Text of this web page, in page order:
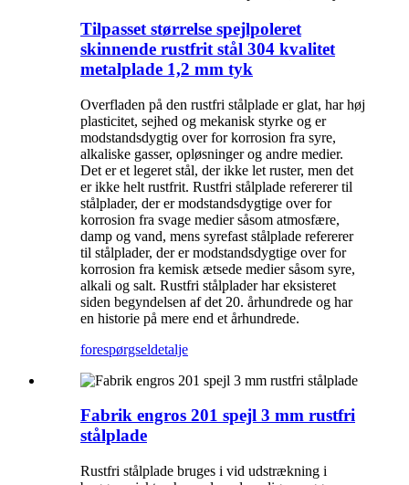
Tilpasset størrelse spejlpoleret
skinnende rustfrit stål 304 kvalitet
metalplade 1,2 mm tyk
Overfladen på den rustfri stålplade er glat, har høj
plasticitet, sejhed og mekanisk styrke og er
modstandsdygtig over for korrosion fra syre,
alkaliske gasser, opløsninger og andre medier.
Det er et legeret stål, der ikke let ruster, men det
er ikke helt rustfrit. Rustfri stålplade refererer til
stålplader, der er modstandsdygtige over for
korrosion fra svage medier såsom atmosfære,
damp og vand, mens syrefast stålplade refererer
til stålplader, der er modstandsdygtige over for
korrosion fra kemisk ætsede medier såsom syre,
alkali og salt. Rustfri stålplader har eksisteret
siden begyndelsen af ​​det 20. århundrede og har
en historie på mere end et århundrede.
forespørgseldetalje
Fabrik engros 201 spejl 3 mm rustfri
stålplade
Rustfri stålplade bruges i vid udstrækning i